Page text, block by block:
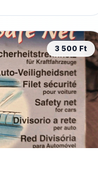
3 500 Ft